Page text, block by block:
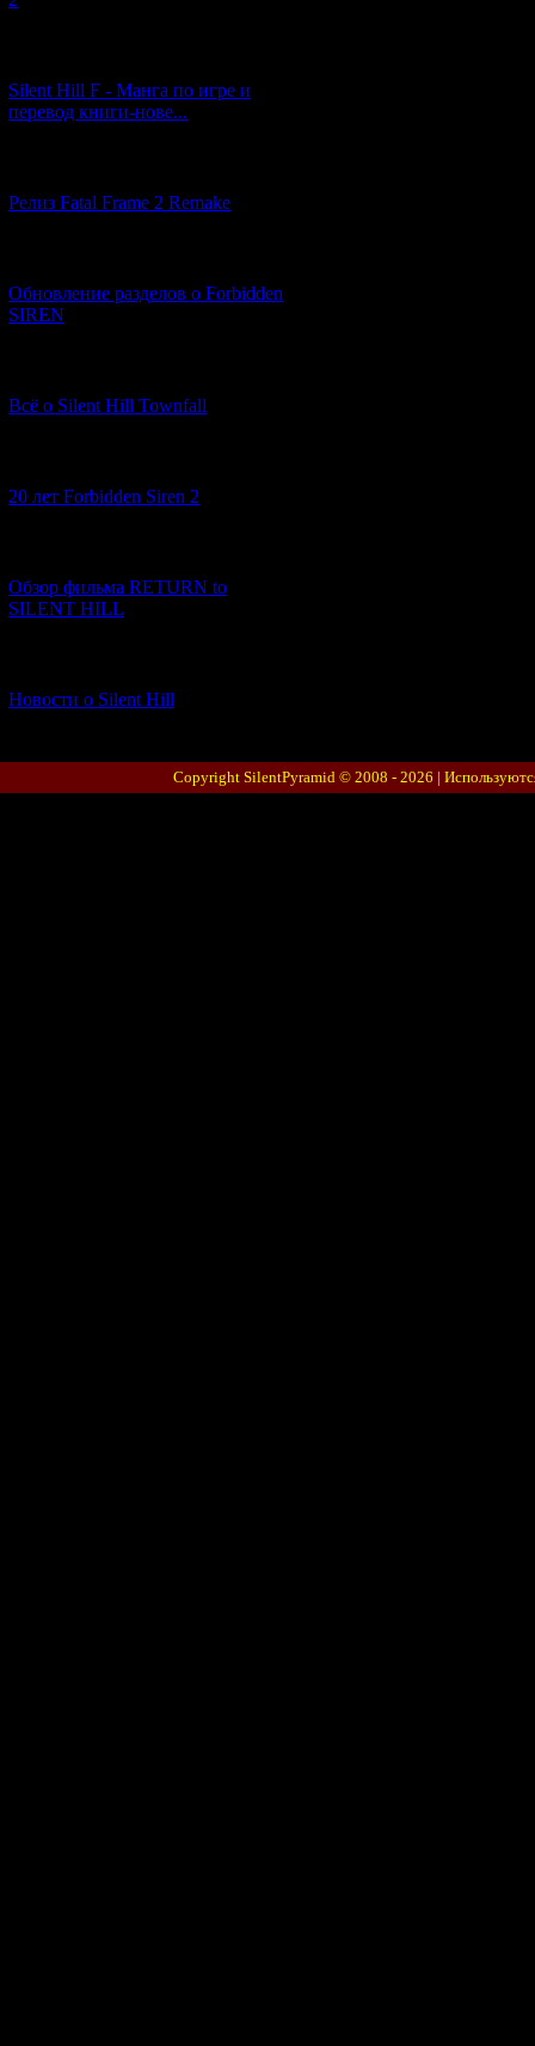
Silent Hill F - Манга по игре и
перевод книги-нове...
Релиз Fatal Frame 2 Remake
Обновление разделов о Forbidden
SIREN
Всё о Silent Hill Townfall
20 лет Forbidden Siren 2
Обзор фильма RETURN to
SILENT HILL
Новости о Silent Hill
Copyright SilentPyramid © 2008 - 2026 |